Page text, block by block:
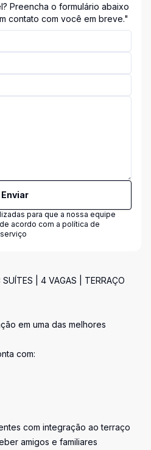
Conosco!"
Preencha o formulário abaixo
contato com você em breve."
Enviar
para que a nossa equipe
acordo com a política de
SUÍTES | 4 VAGAS | TERRAÇO
em uma das melhores
com:
com integração ao terraço
amigos e familiares